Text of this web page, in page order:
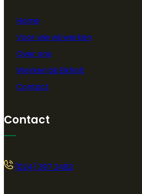
Home
Voor wie wij werken
Over ons
Werken bij Eikholt
Contact
Contact
(024) 397 2482